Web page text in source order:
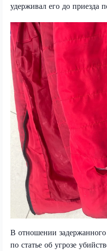
удерживал его до приезда
В отношении
по статье об угрозе